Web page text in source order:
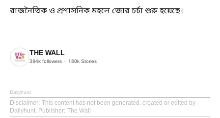
রাজনৈতিক ও প্রশাসনিক মহলে জোর চর্চা শুরু হয়েছে।
THE WALL
384k followers 180k Stories
Dailyhunt
Disclaimer: This content has not been generated, created or edited by
Dailyhunt. Publisher: The Wall